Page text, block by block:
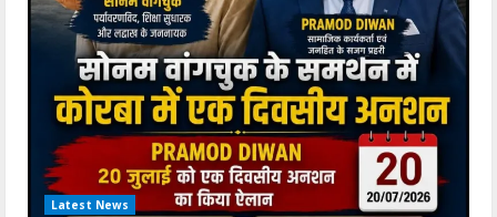
Latest News